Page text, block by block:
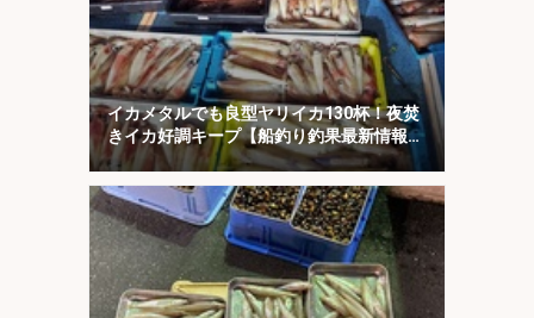
イカメタルでも良型ヤリイカ130杯！夜焚
きイカ好調キープ【船釣り釣果最新情報13
選・玄界灘】